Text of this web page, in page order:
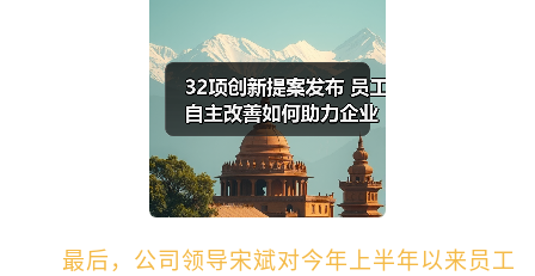
最后，公司领导宋斌对今年上半年以来员工